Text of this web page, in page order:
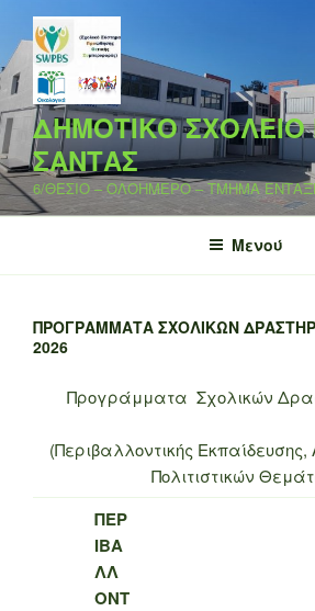
Μετάβαση
στο
περιεχόμενο
ΔΗΜΟΤΙΚΟ ΣΧΟΛΕΙΟ
ΣΑΝΤΑΣ
6/ΘΕΣΙΟ – ΟΛΟΗΜΕΡΟ – ΤΜΗΜΑ
Μενού
ΠΡΟΓΡΆΜΜΑΤΑ ΣΧΟΛΙΚΏΝ
2026
Προγράμματα Σχολικών
(Περιβαλλοντικής
Πολιτιστικών
ΠΕΡ
ΙΒΑ
ΛΛ
ΟΝΤ